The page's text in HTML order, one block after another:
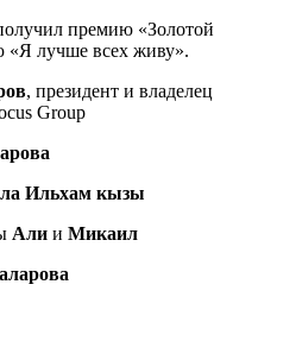
премию «Золотой
«Я лучше всех живу».
, президент и владелец
Group
Ильхам кызы
Али и Микаил